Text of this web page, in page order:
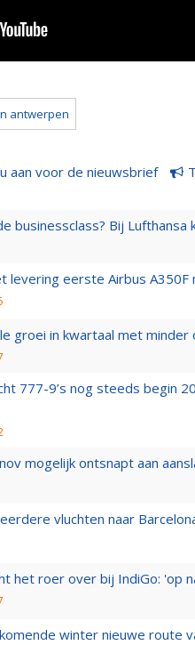
antwerpen
aan voor de nieuwsbrief
businessclass? Bij
levering eerste Airbus
groei in kwartaal met
777-9’s nog steeds begin
mogelijk ontsnapt aan
vluchten naar
het roer over bij IndiGo: 'op
winter nieuwe route